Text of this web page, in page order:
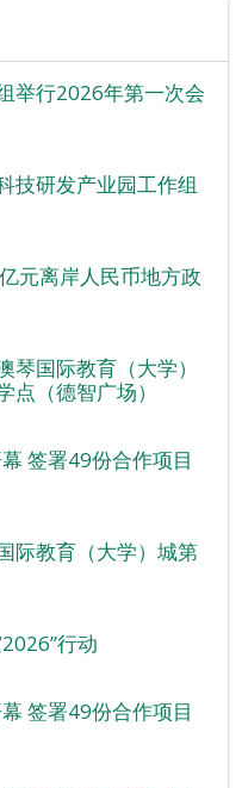
举行2026年第一次会
技研发产业园工作组
元离岸人民币地方政
国际教育（大学）
（德智广场）
签署49份合作项目
际教育（大学）城第
行动
签署49份合作项目